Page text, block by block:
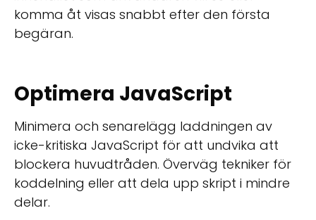
komma åt visas snabbt efter den första
begäran.
Optimera JavaScript
Minimera och senarelägg laddningen av
icke-kritiska JavaScript för att undvika att
blockera huvudtråden. Överväg tekniker för
koddelning eller att dela upp skript i mindre
delar.